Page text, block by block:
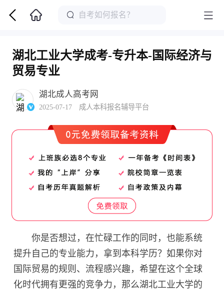
湖北工业大学成考-专升本-国际经济与
贸易专业
湖北成人高考网
2025-07-17 成人本科报名辅导平台
你是否想过，在忙碌工作的同时，也能系统
提升自己的专业能力，拿到本科学历？如果你对
国际贸易的规则、流程感兴趣，希望在这个全球
化时代拥有更强的竞争力，那么湖北工业大学的